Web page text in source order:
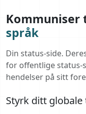
Kommuniser
språk
Din status-side.
for offentlige
hendelser på sitt
Styrk ditt globale